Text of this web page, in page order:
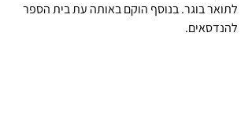
לתואר בוגר. בנוסף הוקם באותה עת בית הספר
להנדסאים.